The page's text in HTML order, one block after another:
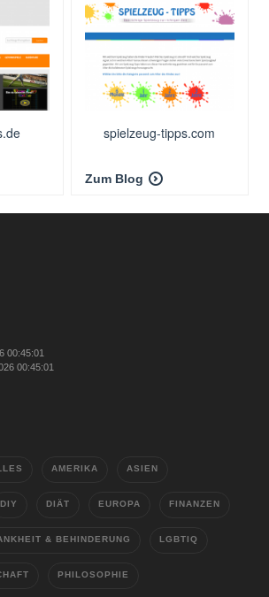
spielzeug-tipps.com
Zum Blog
00:45:01
00:45:01
AMERIKA ASIEN
DIY DIÄT EUROPA FINANZEN
& BEHINDERUNG LGBTIQ
PHILOSOPHIE